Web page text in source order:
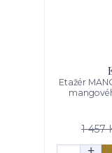
Etažér
1 457